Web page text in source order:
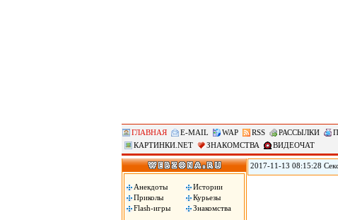
ГЛАВНАЯ E-MAIL WAP RSS РАССЫЛКИ
КАРТИНКИ.NET
ЗНАКОМСТВА ВИДЕОЧАТ
Анекдоты
Истории
Приколы
Курьезы
Flash-игры
Знакомства
2017-11-13 08:15:28
позволяет удаленно
использования